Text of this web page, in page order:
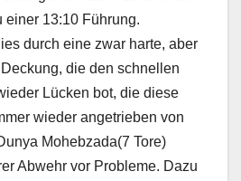
einer 13:10 Führung.
durch eine zwar harte, aber
die den schnellen
Lücken bot, die diese
wieder angetrieben von
Mohebzada(7 Tore)
Abwehr vor Probleme. Dazu